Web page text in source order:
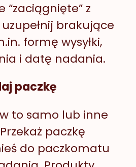
“zaciągnięte” z
brakujące
formę wysyłki,
i datę nadania.
paczkę
to samo lub inne
paczkę
do paczkomatu